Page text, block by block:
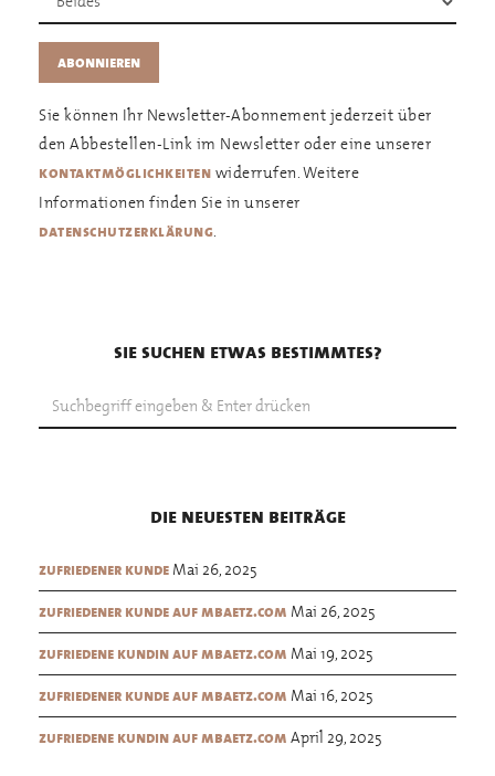
Sie können Ihr Newsletter-Abonnement jederzeit über
den Abbestellen-Link im Newsletter oder eine unserer
kontaktmöglichkeiten widerrufen. Weitere
Informationen finden Sie in unserer
datenschutzerklärung.
sie suchen etwas bestimmtes?
die neuesten beiträge
zufriedener kunde Mai 26, 2025
zufriedener kunde auf mbaetz.com Mai 26, 2025
zufriedene kundin auf mbaetz.com Mai 19, 2025
zufriedener kunde auf mbaetz.com Mai 16, 2025
zufriedene kundin auf mbaetz.com April 29, 2025